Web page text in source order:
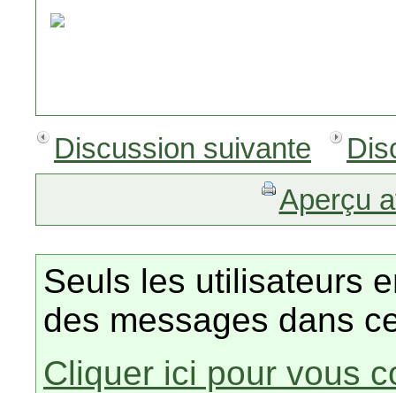
Discussion suivante
Aperçu
Seuls les utilisateurs
des messages dans
Cliquer ici pour vous